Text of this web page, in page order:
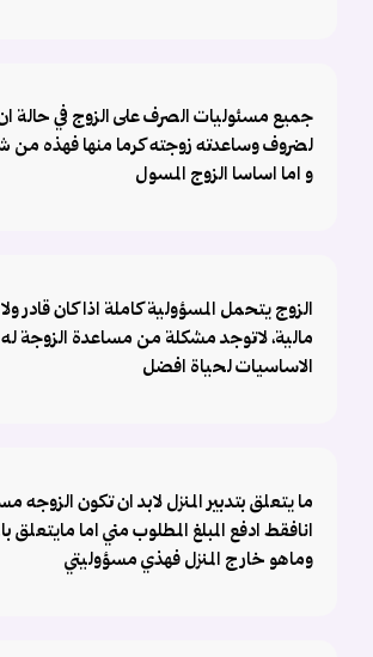
جميع مسئوليات الصرف على الزوج في حالة
لضروف وساعدته زوجته كرما منها فهذه من
و اما اساسا الزوج المسول
الزوج يتحمل المسؤولية كاملة اذا كان قادر
مالية، لاتوجد مشكلة من مساعدة الزوجة له
الاساسيات لحياة افضل
ما يتعلق بتدبير المنزل لابد ان تكون الزوجه
انافقط ادفع المبلغ المطلوب مني اما مايتعلق
وماهو خارج المنزل فهذي مسؤوليتي